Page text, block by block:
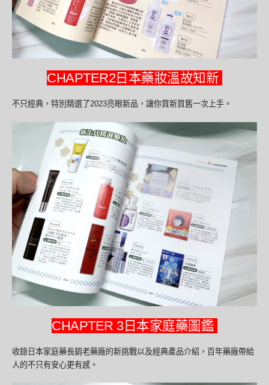
CHAPTER2日本藥妝溫故知新
不只經典，特別精選了2023亮眼新品，讓你買新買舊一次上手。
CHAPTER 3日本家庭藥圖鑑
收錄日本家庭藥長銷老藥廠的新挑戰以及經典產品介紹，百年藥廠帶給
人的不只有安心更有感。